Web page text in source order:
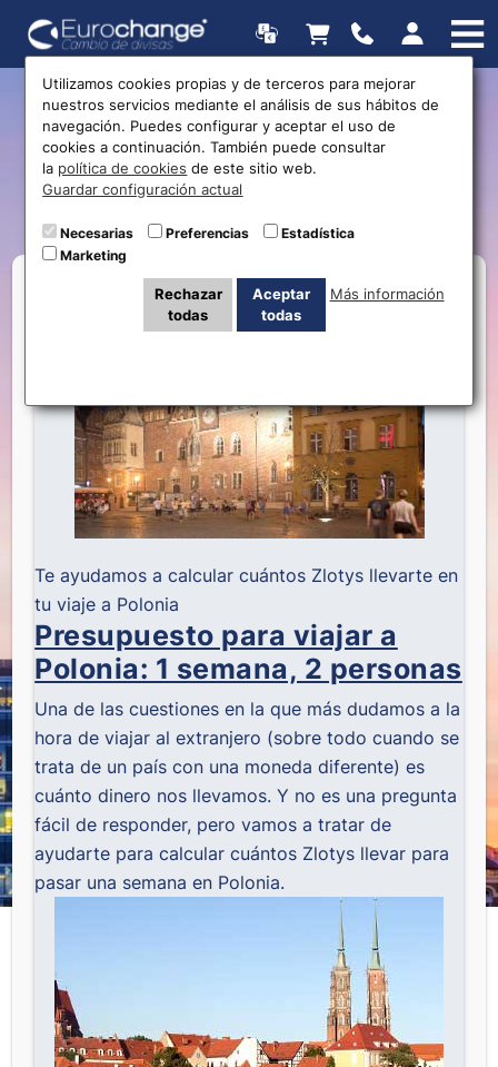
Presupuesto para viajar a
Polonia: 1 semana, 2
personas
Te ayudamos a calcular cuántos Zlotys llevarte en
tu viaje a Polonia
Presupuesto para viajar a
Polonia: 1 semana, 2 personas
Una de las cuestiones en la que más dudamos a la
hora de viajar al extranjero (sobre todo cuando se
trata de un país con una moneda diferente) es
cuánto dinero nos llevamos. Y no es una pregunta
fácil de responder, pero vamos a tratar de
ayudarte para calcular cuántos Zlotys llevar para
pasar una semana en Polonia.
Utilizamos cookies propias y de terceros para mejorar
nuestros servicios mediante el análisis de sus hábitos de
navegación. Puedes configurar y aceptar el uso de
cookies a continuación. También puede consultar
la política de cookies de este sitio web.
Guardar configuración actual
Necesarias Preferencias
Estadística
Marketing
Rechazar
todas
Aceptar
todas
Más información